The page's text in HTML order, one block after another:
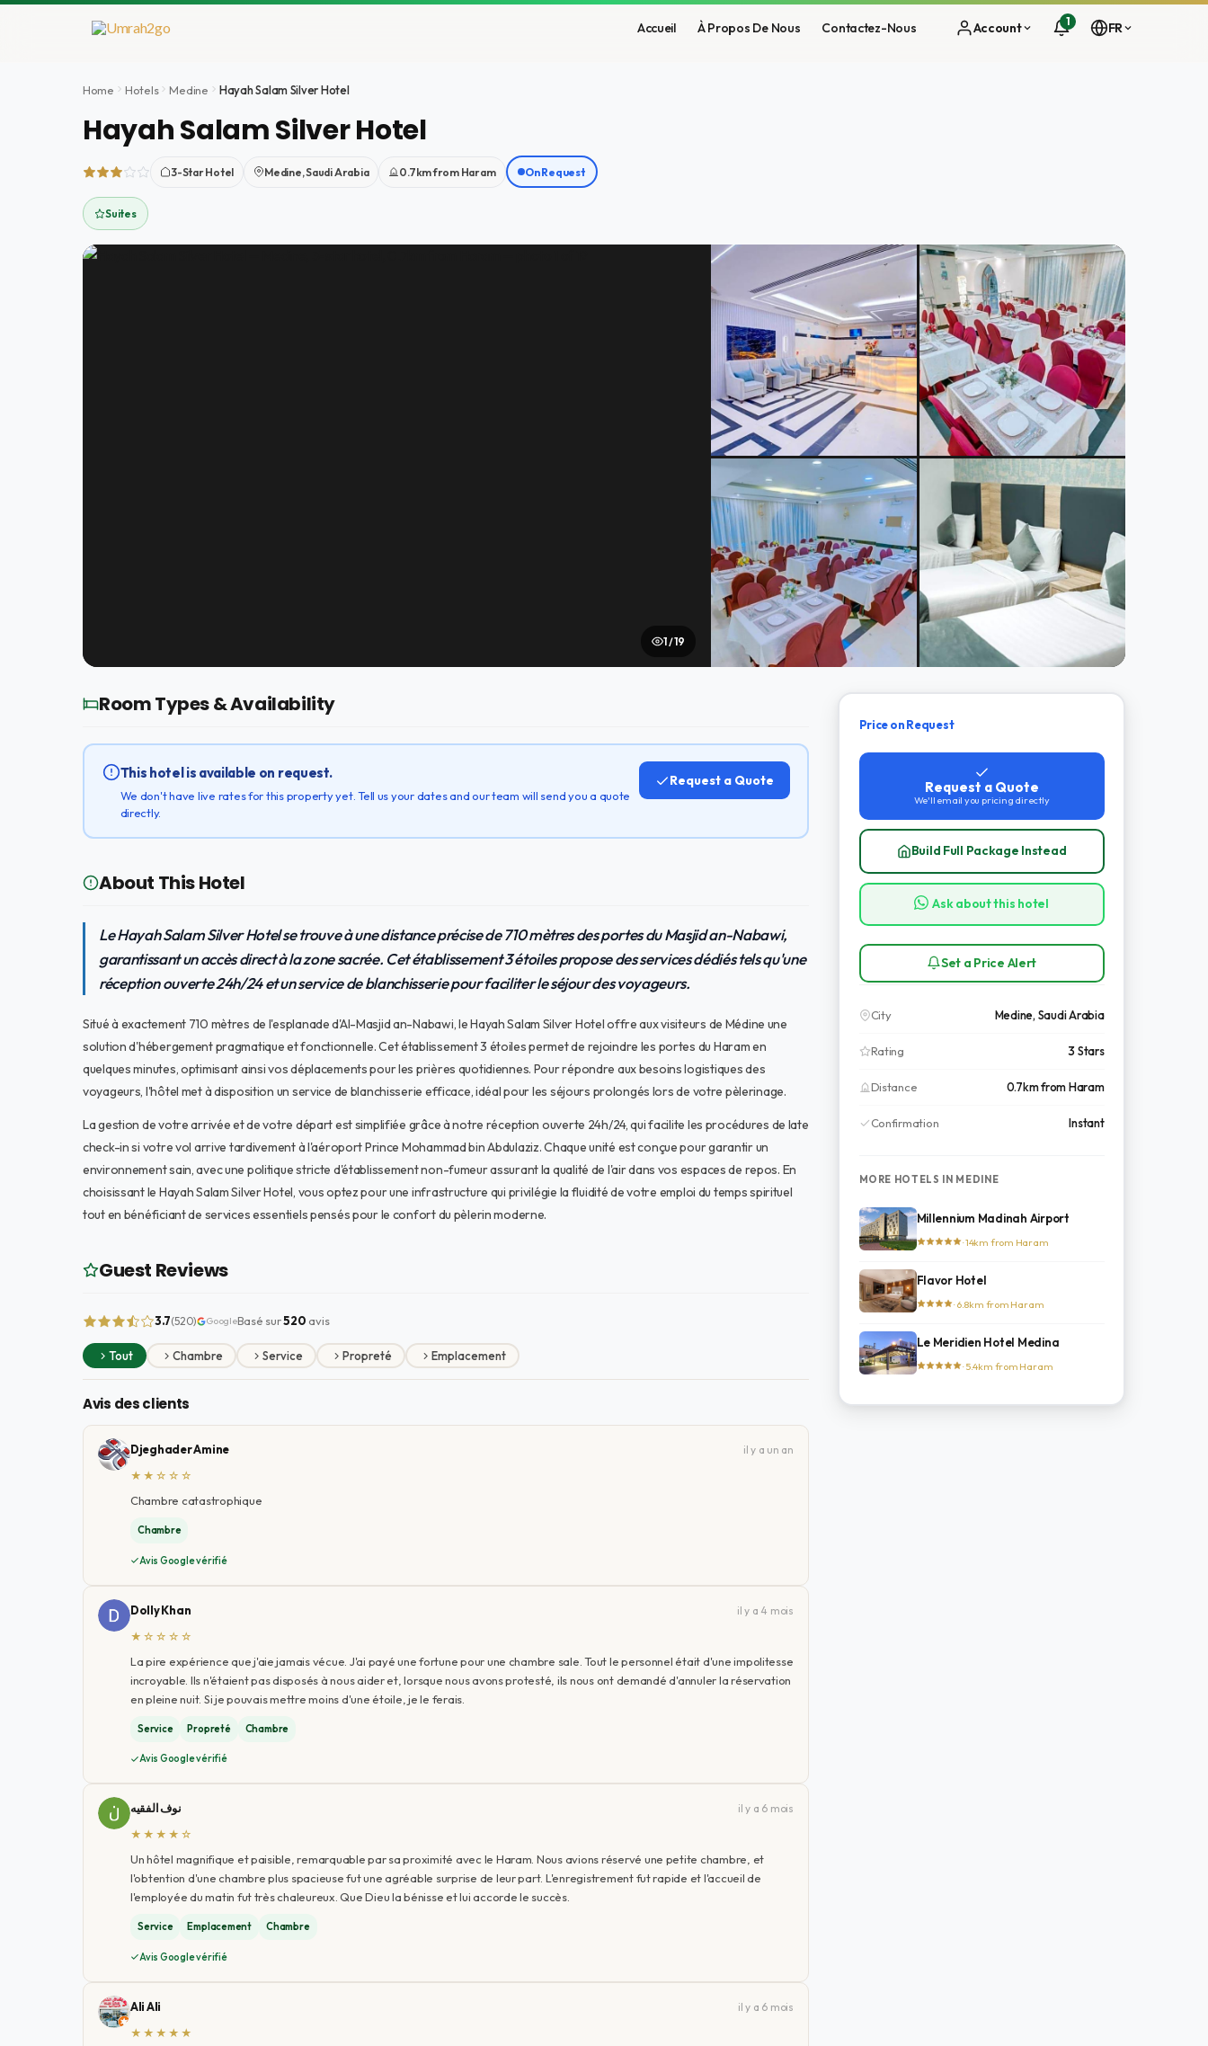
Aller
Accueil À Propos De Nous Contactez-Nous Account 1 FR
Home Hotels Medine Hayah Salam Silver Hotel
Hayah Salam Silver Hotel
3-Star Hotel Medine, Saudi Arabia 0.7km from Haram On Request
Suites
1 / 19
Room Types & Availability
This hotel is available on request.
We don't have live rates for this property yet. Tell us your dates and our team will send you a quote
directly.
Request a Quote
About This Hotel
Le Hayah Salam Silver Hotel se trouve à une distance précise de 710 mètres des portes du Masjid an-Nabawi,
garantissant un accès direct à la zone sacrée. Cet établissement 3 étoiles propose des services dédiés tels qu'une
réception ouverte 24h/24 et un service de blanchisserie pour faciliter le séjour des voyageurs.
Situé à exactement 710 mètres de l'esplanade d'Al-Masjid an-Nabawi, le Hayah Salam Silver Hotel offre aux visiteurs de Médine une
solution d'hébergement pragmatique et fonctionnelle. Cet établissement 3 étoiles permet de rejoindre les portes du Haram en
quelques minutes, optimisant ainsi vos déplacements pour les prières quotidiennes. Pour répondre aux besoins logistiques des
voyageurs, l'hôtel met à disposition un service de blanchisserie efficace, idéal pour les séjours prolongés lors de votre pèlerinage.
La gestion de votre arrivée et de votre départ est simplifiée grâce à notre réception ouverte 24h/24, qui facilite les procédures de late
check-in si votre vol arrive tardivement à l'aéroport Prince Mohammad bin Abdulaziz. Chaque unité est conçue pour garantir un
environnement sain, avec une politique stricte d'établissement non-fumeur assurant la qualité de l'air dans vos espaces de repos. En
choisissant le Hayah Salam Silver Hotel, vous optez pour une infrastructure qui privilégie la fluidité de votre emploi du temps spirituel
tout en bénéficiant de services essentiels pensés pour le confort du pèlerin moderne.
Guest Reviews
3.7(520) GoogleBasé sur520 avis
Tout Chambre Service Propreté Emplacement
Avis des clients
Djeghader Amine
il y a un an
★★☆☆☆
Chambre catastrophique
Chambre
Avis Google vérifié
Dolly Khan
il y a 4 mois
★☆☆☆☆
La pire expérience que j'aie jamais vécue. J'ai payé une fortune pour une chambre sale. Tout le personnel était d'une impolitesse
incroyable. Ils n'étaient pas disposés à nous aider et, lorsque nous avons protesté, ils nous ont demandé d'annuler la réservation
en pleine nuit. Si je pouvais mettre moins d'une étoile, je le ferais.
Service Propreté Chambre
Avis Google vérifié
نوف الفقيه
il y a 6 mois
★★★★☆
Un hôtel magnifique et paisible, remarquable par sa proximité avec le Haram. Nous avions réservé une petite chambre, et
l'obtention d'une chambre plus spacieuse fut une agréable surprise de leur part. L'enregistrement fut rapide et l'accueil de
l'employée du matin fut très chaleureux. Que Dieu la bénisse et lui accorde le succès.
Service Emplacement Chambre
Avis Google vérifié
Ali Ali
il y a 6 mois
★★★★★
Price on Request
Request a Quote
We'll email you pricing directly
Build Full Package Instead
Ask about this hotel
Set a Price Alert
City Medine, Saudi Arabia
Rating 3 Stars
Distance 0.7km from Haram
Confirmation Instant
MORE HOTELS IN MEDINE
Millennium Madinah Airport
· 14km from Haram
Flavor Hotel
· 6.8km from Haram
Le Meridien Hotel Medina
· 5.4km from Haram